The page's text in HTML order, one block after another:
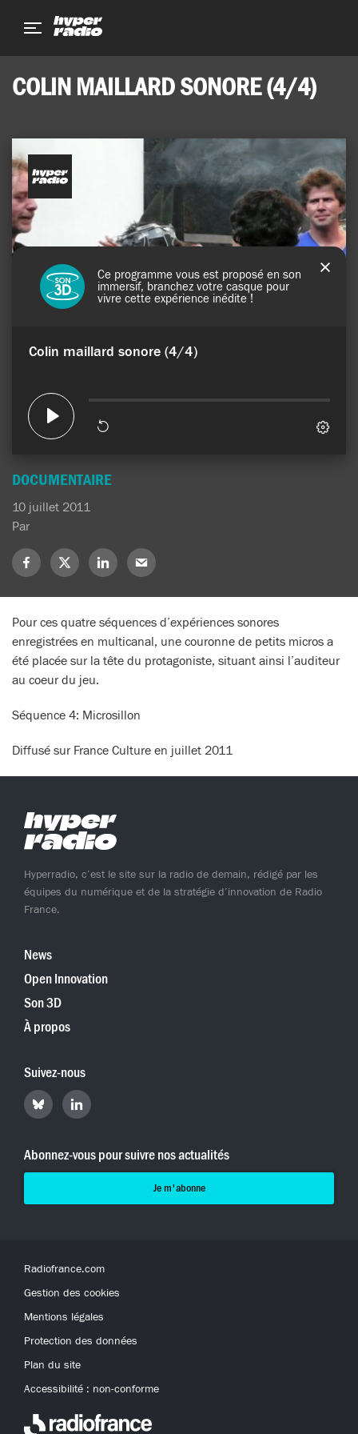
page
COLIN MAILLARD SONORE (4/4)
DOCUMENTAIRE
10 juillet 2011
Par
Partagez
sur
Facebook
Partagez
sur
X
Partagez
sur
LinkedIn
Partagez
sur
Mail
Pour ces quatre séquences d’expériences sonores
enregistrées en multicanal, une couronne de petits micros a
été placée sur la tête du protagoniste, situant ainsi l’auditeur
au coeur du jeu.
Séquence 4: Microsillon
Diffusé sur France Culture en juillet 2011
Hyperradio, c’est le site sur la radio de demain, rédigé par les
équipes du numérique et de la stratégie d’innovation de Radio
France.
News
Open Innovation
Son 3D
À propos
Suivez-nous
Retrouvez
Hyperradio
Bluesky
Retrouvez
Hyperradio
LinkedIn
Abonnez-vous pour suivre nos actualités
Je m'abonne
Radiofrance.com
Gestion des cookies
Mentions légales
Protection des données
Plan du site
Accessibilité : non-conforme